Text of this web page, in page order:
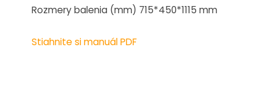
Rozmery balenia (mm) 715*450*1115 mm
Stiahnite si manuál PDF